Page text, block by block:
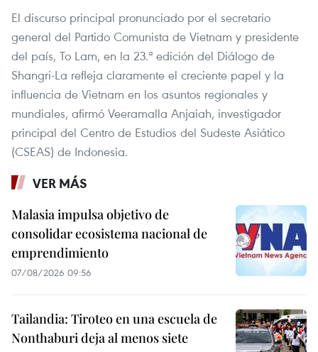
El discurso principal pronunciado por el secretario
general del Partido Comunista de Vietnam y presidente
del país, To Lam, en la 23.ª edición del Diálogo de
Shangri-La refleja claramente el creciente papel y la
influencia de Vietnam en los asuntos regionales y
mundiales, afirmó Veeramalla Anjaiah, investigador
principal del Centro de Estudios del Sudeste Asiático
(CSEAS) de Indonesia.
VER MÁS
Malasia impulsa objetivo de
consolidar ecosistema nacional de
emprendimiento
07/08/2026 09:56
Tailandia: Tiroteo en una escuela de
Nonthaburi deja al menos siete